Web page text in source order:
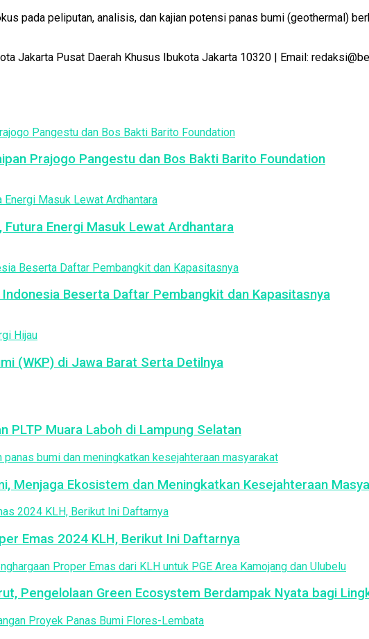
pada peliputan, analisis, dan kajian potensi panas bumi (geothermal)
Jakarta Pusat Daerah Khusus Ibukota Jakarta 10320 | Email:
Prajogo Pangestu dan Bos Bakti Barito Foundation
Futura Energi Masuk Lewat Ardhantara
Beserta Daftar Pembangkit dan Kapasitasnya
(WKP) di Jawa Barat Serta Detilnya
PLTP Muara Laboh di Lampung Selatan
Menjaga Ekosistem dan Meningkatkan Kesejahteraan
Emas 2024 KLH, Berikut Ini Daftarnya
Pengelolaan Green Ecosystem Berdampak Nyata bagi